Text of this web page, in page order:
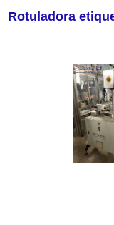
Rotuladora